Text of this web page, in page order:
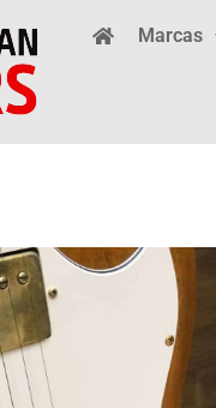
Marcas